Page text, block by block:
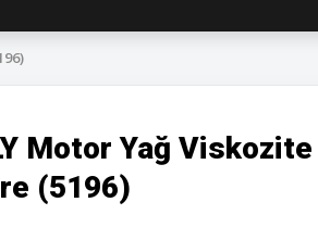
Motor Yağ
(5196)